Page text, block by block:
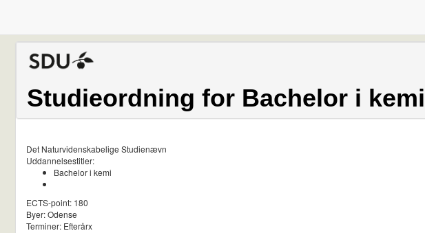
Studieordning for Bachelor i kemi
Det Naturvidenskabelige Studienævn
Uddannelsestitler:
Bachelor i kemi
ECTS-point: 180
Byer: Odense
Terminer: Efterårx